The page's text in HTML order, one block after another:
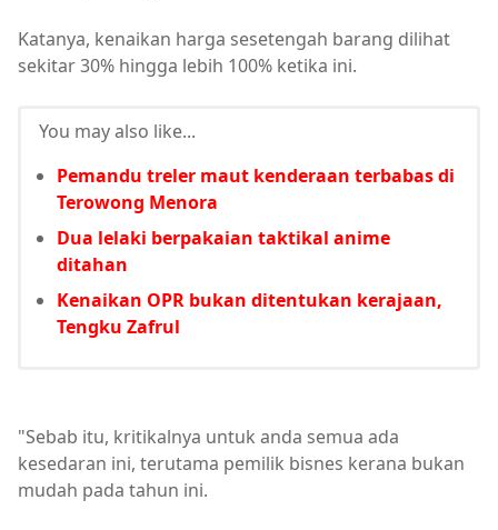
Katanya, kenaikan harga sesetengah barang dilihat
sekitar 30% hingga lebih 100% ketika ini.
You may also like...
Pemandu treler maut kenderaan terbabas di
Terowong Menora
Dua lelaki berpakaian taktikal anime
ditahan
Kenaikan OPR bukan ditentukan kerajaan,
Tengku Zafrul
"Sebab itu, kritikalnya untuk anda semua ada
kesedaran ini, terutama pemilik bisnes kerana bukan
mudah pada tahun ini.